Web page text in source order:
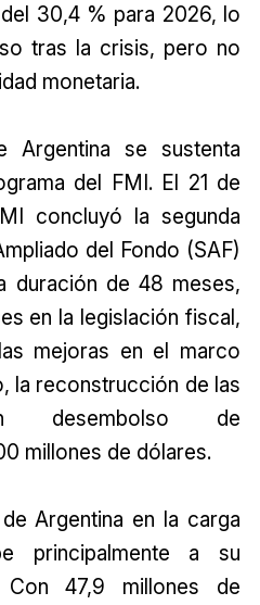
30,4 % para 2026, lo
tras la crisis, pero no
monetaria.
Argentina se sustenta
del FMI. El 21 de
concluyó la segunda
del Fondo (SAF)
duración de 48 meses,
en la legislación fiscal,
mejoras en el marco
la reconstrucción de las
de
millones de dólares.
Argentina en la carga
principalmente a su
Con 47,9 millones de